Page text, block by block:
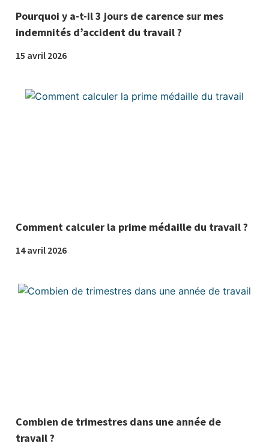
Pourquoi y a-t-il 3 jours de carence sur mes
indemnités d’accident du travail ?
15 avril 2026
Comment calculer la prime médaille du travail ?
14 avril 2026
Combien de trimestres dans une année de
travail ?